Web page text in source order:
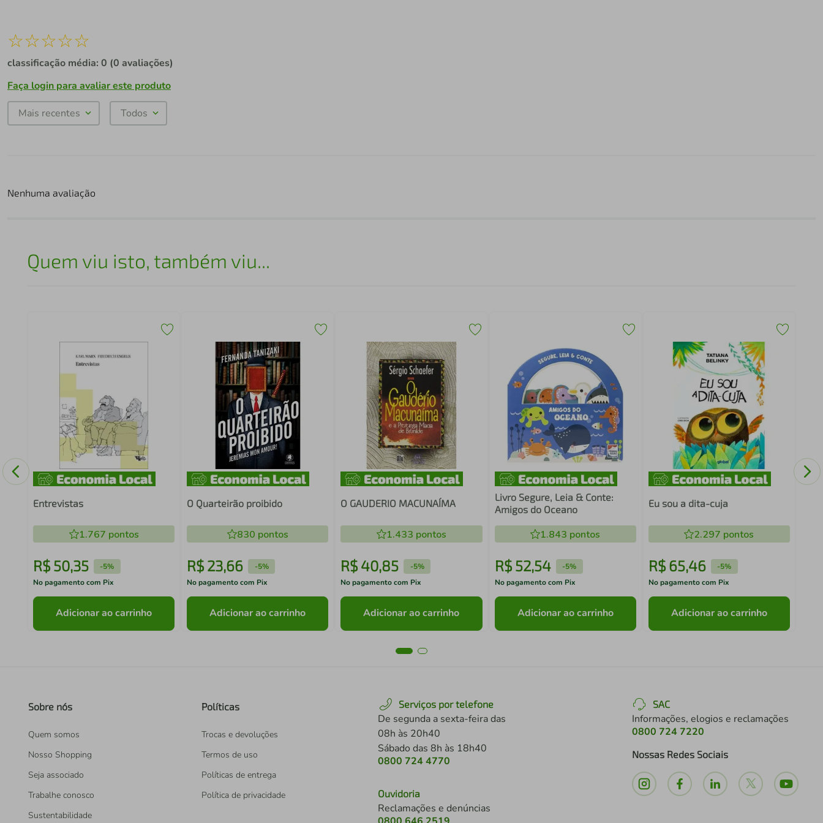
☆☆☆☆☆
classificação média: 0 (0 avaliações)
Faça login para avaliar este produto
Mais recentes Todos
Nenhuma avaliação
Quem viu isto, também viu...
Entrevistas
1.767 pontos
R$ 50,35 -5%
No pagamento com Pix
Adicionar ao carrinho
O Quarteirão proibido
830 pontos
R$ 23,66 -5%
No pagamento com Pix
Adicionar ao carrinho
O GAUDERIO MACUNAÍMA
1.433 pontos
R$40,85 -5%
No pagamento com Pix
Adicionar ao carrinho
Livro Segure, Leia & Conte:
Amigos do Oceano
1.843 pontos
R$ 52,54 -5%
No pagamento com Pix
Adicionar ao carrinho
Eu sou a dita-cuja
2.297 pontos
R$ 65,46 -5%
No pagamento com Pix
Adicionar ao carrinho
Sobre nós
Quem somos
Nosso Shopping
Seja associado
Trabalhe conosco
Sustentabilidade
Políticas
Trocas e devoluções
Termos de uso
Políticas de entrega
Política de privacidade
Serviços por telefone
De segunda a sexta-feira das
08h às 20h40
Sábado das 8h às 18h40
0800 724 4770
Ouvidoria
Reclamações e denúncias
SAC
Informações, elogios e reclamações
0800 724 7220
Nossas Redes Sociais